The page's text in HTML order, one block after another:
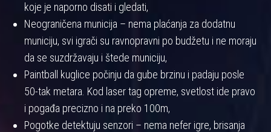
koje je naporno disati i gledati,
Neograničena municija – nema plaćanja za dodatnu
municiju, svi igrači su ravnopravni po budžetu i ne moraju
da se suzdržavaju i štede municiju,
Paintball kuglice počinju da gube brzinu i padaju posle
50-tak metara. Kod laser tag opreme, svetlost ide pravo
i pogađa precizno i na preko 100m,
Pogotke detektuju senzori – nema nefer igre, brisanja